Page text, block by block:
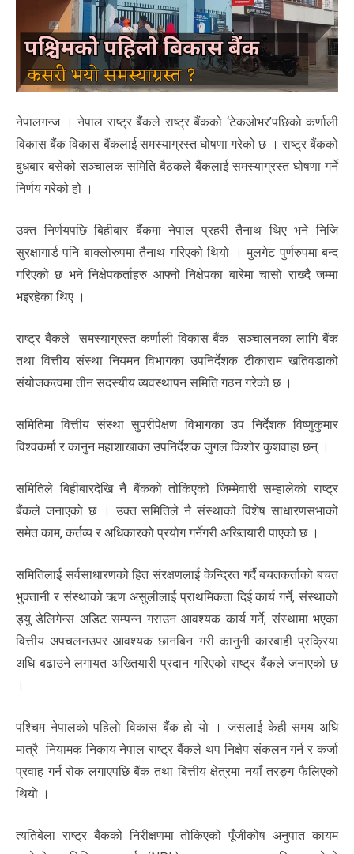
नेपालगन्ज । नेपाल राष्ट्र बैंकले राष्ट्र बैंकको ‘टेकओभर’पछिकाे कर्णाली
विकास बैंक विकास बैंकलाई समस्याग्रस्त घोषणा गरेको छ । राष्ट्र बैंकको
बुधबार बसेको सञ्चालक समिति बैठकले बैंकलाई समस्याग्रस्त घोषणा गर्ने
निर्णय गरेको हो ।
उक्त निर्णयपछि बिहीबार बैंकमा नेपाल प्रहरी तैनाथ थिए भने निजि
सुरक्षागार्ड पनि बाक्लाेरुपमा तैनाथ गरिएको थियाे । मुलगेट पुर्णरुपमा बन्द
गरिएको छ भने निक्षेपकर्ताहरु आफ्नो निक्षेपका बारेमा चासाे राख्दै जम्मा
भइरहेका थिए ।
राष्ट्र बैंकले समस्याग्रस्त कर्णाली विकास बैंक सञ्चालनका लागि बैंक
तथा वित्तीय संस्था नियमन विभागका उपनिर्देशक टीकाराम खतिवडाको
संयोजकत्वमा तीन सदस्यीय व्यवस्थापन समिति गठन गरेकाे छ ।
समितिमा वित्तीय संस्था सुपरीपेक्षण विभागका उप निर्देशक विष्णुकुमार
विश्वकर्मा र कानुन महाशाखाका उपनिर्देशक जुगल किशोर कुशवाहा छन् ।
समितिले बिहीबारदेखि नै बैंकको तोकिएको जिम्मेवारी सम्हालेकाे राष्ट्र
बैंकले जनाएको छ । उक्त समितिले नै संस्थाको विशेष साधारणसभाको
समेत काम, कर्तव्य र अधिकारको प्रयोग गर्नेगरी अख्तियारी पाएको छ ।
समितिलाई सर्वसाधारणको हित संरक्षणलाई केन्द्रित गर्दै बचतकर्ताको बचत
भुक्तानी र संस्थाको ऋण असुलीलाई प्राथमिकता दिई कार्य गर्ने, संस्थाको
ड्यु डेलिगेन्स अडिट सम्पन्न गराउन आवश्यक कार्य गर्ने, संस्थामा भएका
वित्तीय अपचलनउपर आवश्यक छानबिन गरी कानुनी कारबाही प्रक्रिया
अघि बढाउने लगायत अख्तियारी प्रदान गरिएको राष्ट्र बैंकले जनाएको छ
।
पश्चिम नेपालकाे पहिलाे विकास बैंक हाे याे । जसलाई केही समय अघि
मात्रै नियामक निकाय नेपाल राष्ट्र बैंकले थप निक्षेप संकलन गर्न र कर्जा
प्रवाह गर्न रोक लगाएपछि बैंक तथा बित्तीय क्षेत्रमा नयाँ तरङ्ग फैलिएको
थियाे ।
त्यतिबेला राष्ट्र बैंकको निरीक्षणमा तोकिएको पूँजीकोष अनुपात कायम